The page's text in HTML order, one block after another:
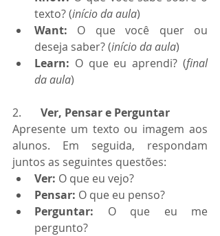
texto? (início da aula)
Want: O que você quer ou
deseja saber? (início da aula)
Learn: O que eu aprendi? (final
da aula)
2. Ver, Pensar e Perguntar
Apresente um texto ou imagem aos
alunos. Em seguida, respondam
juntos as seguintes questões:
Ver: O que eu vejo?
Pensar: O que eu penso?
Perguntar: O que eu me
pergunto?